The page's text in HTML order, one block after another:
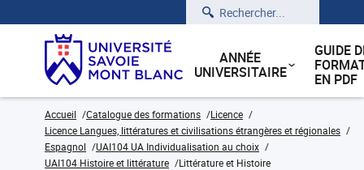
Rechercher
ANNÉE
UNIVERSITAIRE
GUIDE
EN PDF
Accueil Catalogue des formations
Licence
Licence Langues, littératures et civilisations étrangères et régionales
Espagnol
UAI104 UA Individualisation au choix
UAI104 Histoire et littérature
Littérature et Histoire